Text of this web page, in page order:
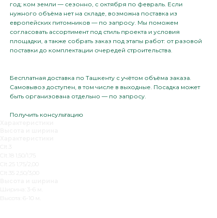
год; ком земли — сезонно, с октября по февраль. Если
нужного объёма нет на складе, возможна поставка из
европейских питомников — по запросу. Мы поможем
согласовать ассортимент под стиль проекта и условия
площадки, а также собрать заказ под этапы работ: от разовой
поставки до комплектации очередей строительства.
Бесплатная доставка по Ташкенту с учётом объёма заказа.
Самовывоз доступен, в том числе в выходные. Посадка может
быть организована отдельно — по запросу.
Получить консультацию
Clt.3
Clt.18 1,50/1,75
Clt.25 1,75/2,00
Clt.35 2,50/3,00
Ширина: 3-6 м.
Высота: 6-10 м.